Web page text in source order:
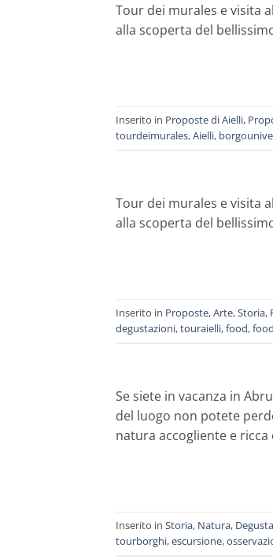
Tour dei murales e visita
alla scoperta del
Inserito in Proposte di Aielli,
tourdeimurales,Aielli,
Tour dei murales e visita
alla scoperta del
Inserito in Proposte,Arte,Storia,
degustazioni,touraielli,food,
Se siete in vacanza in
del luogo non potete
natura accogliente e ricca
Inserito in Storia, Natura,
tourborghi,escursione,